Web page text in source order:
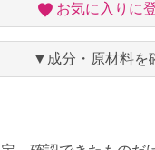
お
入
り
お気に入りに
▼成分・原材料を